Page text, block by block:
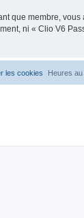
que membre, vous
ni « Clio V6
Heures
les cookies